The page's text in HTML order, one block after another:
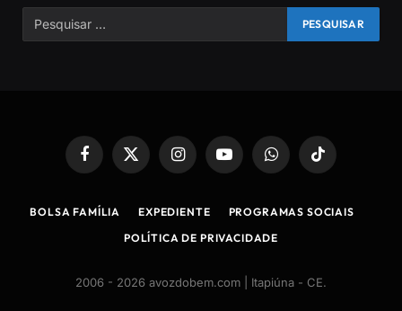
Facebook
X
(Twitter)
InstagramYouTubeWhatsAppTikTok
BOLSA FAMÍLIA EXPEDIENTE
PROGRAMAS SOCIAIS
POLÍTICA DE PRIVACIDADE
2006 - 2026 avozdobem.com | Itapiúna - CE.